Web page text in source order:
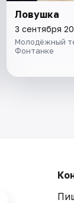
Ловушка
3 сентября
Молодёжный
Фонтанке